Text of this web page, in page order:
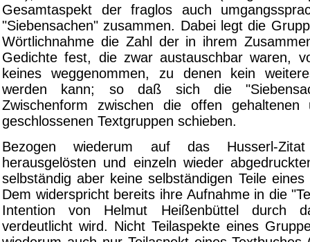
Gesamtaspekt der fraglos auch
"Siebensachen" zusammen. Dabei legt die
Wörtlichnahme die Zahl der in ihrem
Gedichte fest, die zwar austauschbar waren,
keines weggenommen, zu denen kein
werden kann; so daß sich die
Zwischenform zwischen die offen
geschlossenen Textgruppen schieben.
Bezogen wiederum auf das Husserl-
herausgelösten und einzeln wieder
selbständig aber keine selbständigen Teile
Dem widerspricht bereits ihre Aufnahme in die
Intention von Helmut Heißenbüttel durch
verdeutlicht wird. Nicht Teilaspekte eines